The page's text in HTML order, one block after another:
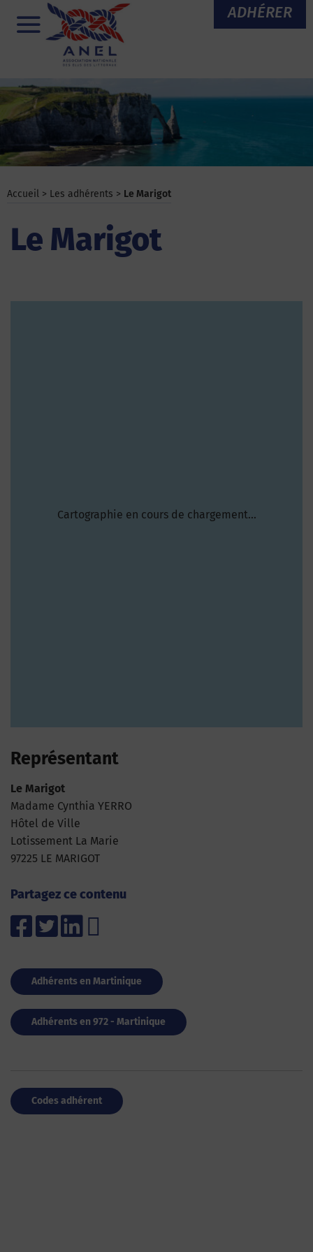
ADHÉRER
Menu
Accueil > Les adhérents > Le Marigot
Le Marigot
Cartographie en cours de chargement...
Représentant
Le Marigot
Madame Cynthia YERRO
Hôtel de Ville
Lotissement La Marie
97225 LE MARIGOT
Partagez ce contenu
Adhérents en Martinique
Adhérents en 972 - Martinique
Codes adhérent